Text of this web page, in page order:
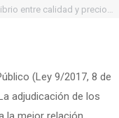
entre calidad y precio…
(Ley 9/2017, 8 de
adjudicación de los